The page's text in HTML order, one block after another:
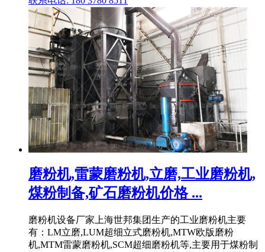
磨粉机,雷蒙磨粉机,立磨,工业磨粉机,
煤粉制备,矿石磨粉机价格 ...
磨粉机设备厂家上海世邦集团生产的工业磨粉机主要
有：LM立磨,LUM超细立式磨粉机,MTW欧版磨粉
机,MTM雷蒙磨粉机,SCM超细磨粉机等,主要用于煤粉制